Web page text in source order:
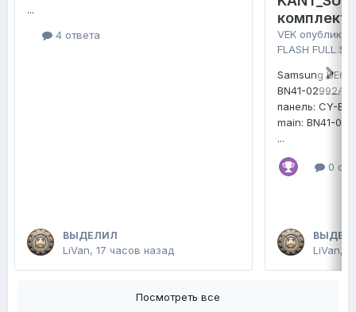
...
4 ответа
ВЫДЕЛИЛ
LiVan, 17 часов назад
комплект
VEK
FLASH FULL
Samsung
BN41-02992A
панель: CY-
main: BN41-
...
0
LiVan,
Посмотреть все